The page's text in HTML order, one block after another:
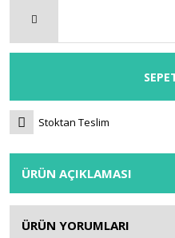
Stoktan Teslim
ÜRÜN AÇIKLAMASI
ÜRÜN YORUMLARI